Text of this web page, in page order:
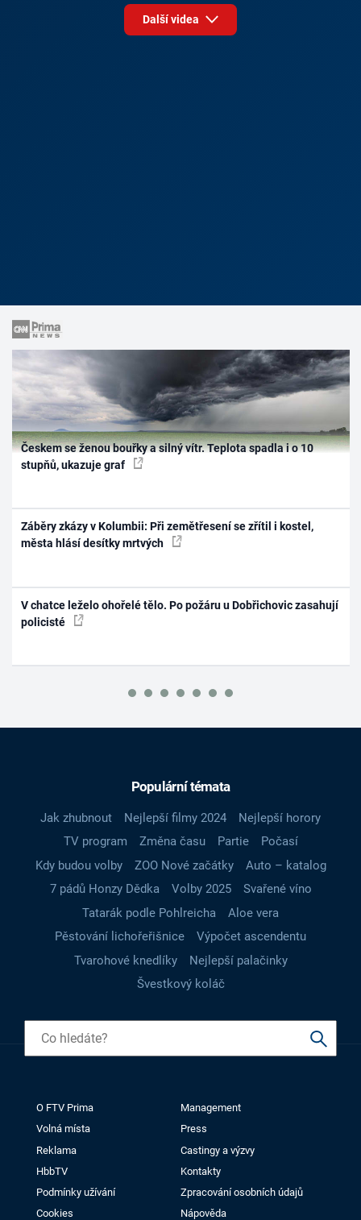
Další videa
Českem se ženou bouřky a silný vítr. Teplota spadla i o 10
stupňů, ukazuje graf
Záběry zkázy v Kolumbii: Při zemětřesení se zřítil i kostel,
města hlásí desítky mrtvých
V chatce leželo ohořelé tělo. Po požáru u Dobřichovic zasahují
policisté
Populární témata
Jak zhubnout Nejlepší filmy 2024
Nejlepší horory
TV program
Změna času Partie
Počasí
Kdy budou volby
ZOO Nové začátky
Auto – katalog
7 pádů Honzy Dědka
Volby 2025
Svařené víno
Tatarák podle Pohlreicha
Aloe vera
Pěstování lichořeřišnice
Výpočet ascendentu
Tvarohové knedlíky
Nejlepší palačinky
Švestkový koláč
O FTV Prima
Management
Volná místa
Press
Reklama
Castingy a výzvy
HbbTV
Kontakty
Podmínky užívání
Zpracování osobních údajů
Cookies
Nápověda